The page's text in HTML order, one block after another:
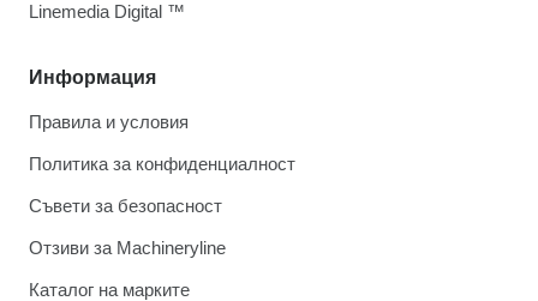
Информация
Правила и условия
Политика за конфиденциалност
Съвети за безопасност
Отзиви за Machineryline
Каталог на марките
Linemedia Digital ™